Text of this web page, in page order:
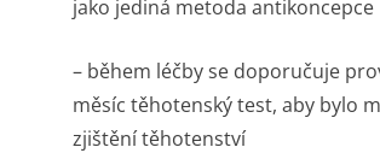
jako jediná metoda antikoncepce
– během léčby se doporučuje
měsíc těhotenský test, aby bylo
zjištění těhotenství